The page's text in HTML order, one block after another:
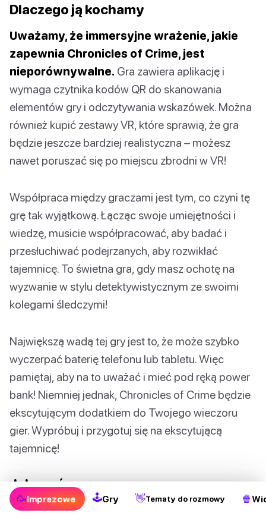
Dlaczego ją kochamy
Uważamy, że immersyjne wrażenie, jakie
zapewnia Chronicles of Crime, jest
nieporównywalne. Gra zawiera aplikację i
wymaga czytnika kodów QR do skanowania
elementów gry i odczytywania wskazówek. Można
również kupić zestawy VR, które sprawią, że gra
będzie jeszcze bardziej realistyczna – możesz
nawet poruszać się po miejscu zbrodni w VR!
Współpraca między graczami jest tym, co czyni tę
grę tak wyjątkową. Łącząc swoje umiejętności i
wiedzę, musicie współpracować, aby badać i
przesłuchiwać podejrzanych, aby rozwikłać
tajemnicę. To świetna gra, gdy masz ochotę na
wyzwanie w stylu detektywistycznym ze swoimi
kolegami śledczymi!
Największą wadą tej gry jest to, że może szybko
wyczerpać baterię telefonu lub tabletu. Więc
pamiętaj, aby na to uważać i mieć pod ręką power
bank! Niemniej jednak, Chronicles of Crime będzie
ekscytującym dodatkiem do Twojego wieczoru
gier. Wypróbuj i przygotuj się na ekscytującą
tajemnicę!
Jak grać
W Chronicles of Crime Ty i Twoi koledzy
🥳Imprezowe 🕹Gry 👋Tematy do rozmowy 🍿